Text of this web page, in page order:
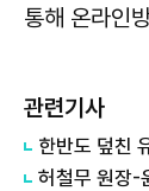
통해 온라인
관련기사